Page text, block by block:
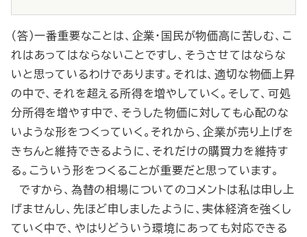
（答）一番重要なことは、企業・国民が物価高に苦しむ、こ
れはあってはならないことですし、そうさせてはならな
いと思っているわけであります。それは、適切な物価上昇
の中で、それを超える所得を増やしていく。そして、可処
分所得を増やす中で、そうした物価に対しても心配のな
いような形をつくっていく。それから、企業が売り上げを
きちんと維持できるように、それだけの購買力を維持す
る。こういう形をつくることが重要だと思っています。
ですから、為替の相場についてのコメントは私は申し上
げませんし、先ほど申しましたように、実体経済を強くし
ていく中で、やはりどういう環境にあっても対応できる